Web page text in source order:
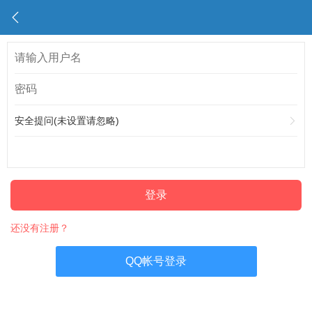
安全提问(未设置请忽略)
登录
还没有注册？
QQ帐号登录